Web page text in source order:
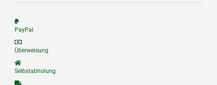
PayPal
Überweisung
Selbstabholung